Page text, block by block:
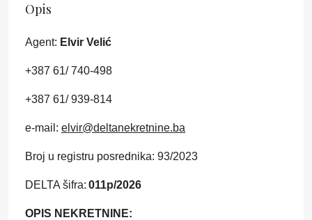
Opis
Agent: Elvir Velić
+387 61/ 740-498
+387 61/ 939-814
e-mail: elvir@deltanekretnine.ba
Broj u registru posrednika: 93/2023
DELTA šifra: 011p/2026
OPIS NEKRETNINE: